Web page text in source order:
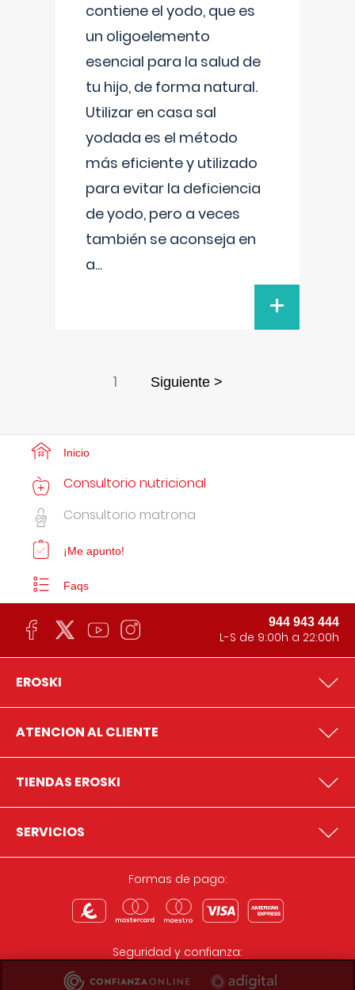
contiene el yodo, que es
un oligoelemento
esencial para la salud de
tu hijo, de forma natural.
Utilizar en casa sal
yodada es el método
más eficiente y utilizado
para evitar la deficiencia
de yodo, pero a veces
también se aconseja en
a...
+
1 Siguiente >
Inicio
Consultorio nutricional
Consultorio matrona
¡Me apunto!
Faqs
944 943 444
L-S de 9:00h a 22:00h
EROSKI
ATENCION AL CLIENTE
TIENDAS EROSKI
SERVICIOS
Formas de pago:
Seguridad y confianza: